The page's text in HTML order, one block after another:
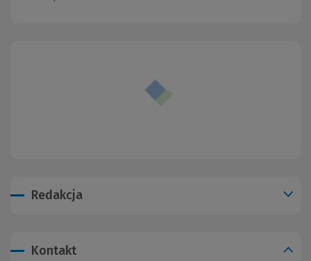
Redakcja
Kontakt